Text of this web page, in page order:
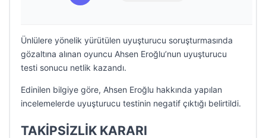
Ünlülere yönelik yürütülen uyuşturucu soruşturmasında
gözaltına alınan oyuncu Ahsen Eroğlu’nun uyuşturucu
testi sonucu netlik kazandı.
Edinilen bilgiye göre, Ahsen Eroğlu hakkında yapılan
incelemelerde uyuşturucu testinin negatif çıktığı belirtildi.
TAKİPSİZLİK KARARI